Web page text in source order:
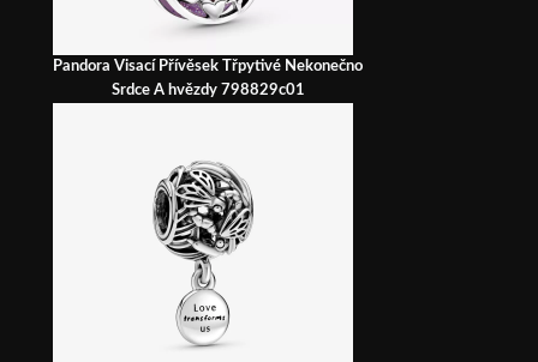
Pandora Visací Přívěsek Třpytivé Nekonečno
Srdce A hvězdy 798829c01